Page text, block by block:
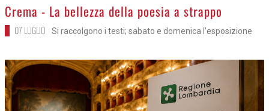
>
Crema - La bellezza della poesia a strappo
07 LUGLIO Si raccolgono i testi; sabato e domenica l'esposizione